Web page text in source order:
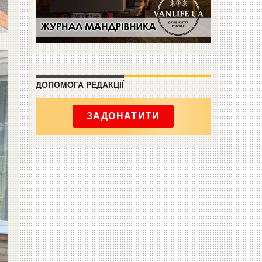
ДОПОМОГА РЕДАКЦІЇ
ЗАДОНАТИТИ